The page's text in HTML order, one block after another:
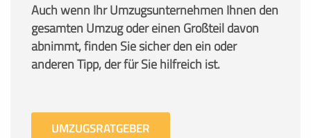
Auch wenn Ihr Umzugsunternehmen Ihnen den
gesamten Umzug oder einen Großteil davon
abnimmt, finden Sie sicher den ein oder
anderen Tipp, der für Sie hilfreich ist.
UMZUGSRATGEBER